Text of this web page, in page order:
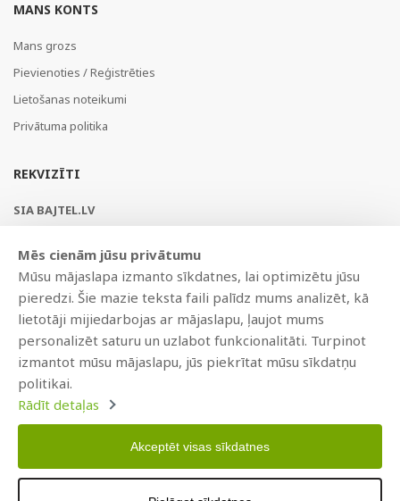
MANS KONTS
Mans grozs
Pievienoties / Reģistrēties
Lietošanas noteikumi
Privātuma politika
REKVIZĪTI
SIA BAJTEL.LV
Brīvības gatve 214b, Rīga, LV-1039, Latvija
AS Swedbank, HABALV22
LV53HABA0551019240274
Mēs cienām jūsu privātumu
Mūsu mājaslapa izmanto sīkdatnes, lai optimizētu jūsu
pieredzi. Šie mazie teksta faili palīdz mums analizēt, kā
lietotāji mijiedarbojas ar mājaslapu, ļaujot mums
personalizēt saturu un uzlabot funkcionalitāti. Turpinot
izmantot mūsu mājaslapu, jūs piekrītat mūsu sīkdatņu
politikai.
Rādīt detaļas
Akceptēt visas sīkdatnes